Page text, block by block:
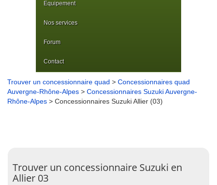
Equipement
Nos services
Forum
Contact
Trouver un concessionnaire quad > Concessionnaires quad
Auvergne-Rhône-Alpes > Concessionnaires Suzuki Auvergne-
Rhône-Alpes > Concessionnaires Suzuki Allier (03)
Trouver un concessionnaire Suzuki en
Allier 03